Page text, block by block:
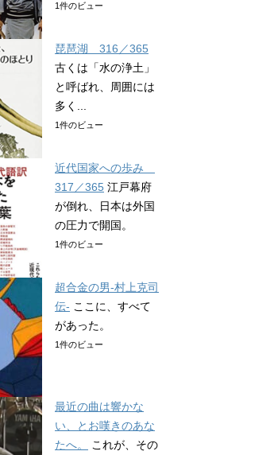
1件のビュー
琵琶湖 316／365
古くは「水の浄土」
と呼ばれ、周囲には
多く...
1件のビュー
近代国家への歩み
317／365 江戸幕府
が倒れ、日本は外国
の圧力で開国。
1件のビュー
超合金の男-村上克司
伝- ここに、すべて
があった。
1件のビュー
最近の曲は響かな
い、とお嘆きのあな
たへ。
これが、その